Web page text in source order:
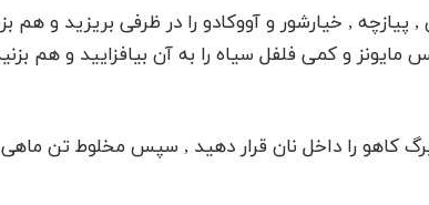
, خیارشور و آووکادو را در ظرفی بریزید و هم
و کمی فلفل سیاه را به آن بیافزایید و هم بزنید
کاهو را داخل نان قرار دهید , سپس مخلوط تن ماهی